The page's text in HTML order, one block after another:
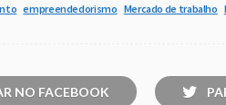
empreendedorismo Mercado de trabalho
NO FACEBOOK